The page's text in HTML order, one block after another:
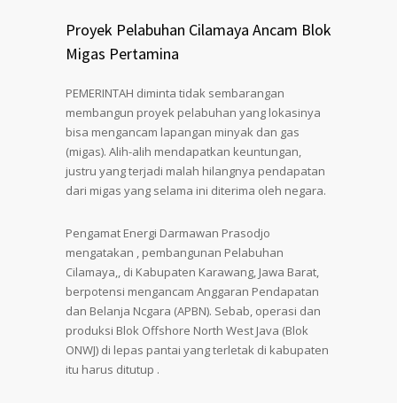
Proyek Pelabuhan Cilamaya Ancam Blok
Migas Pertamina
PEMERINTAH diminta tidak sembarangan
membangun proyek pelabuhan yang lokasinya
bisa mengancam lapangan minyak dan gas
(migas). Alih-alih mendapatkan keuntungan,
justru yang terjadi malah hilangnya pendapatan
dari migas yang selama ini diterima oleh negara.
Pengamat Energi Darmawan Prasodjo
mengatakan , pembangunan Pelabuhan
Cilamaya,, di Kabupaten Karawang, Jawa Barat,
berpotensi mengancam Anggaran Pendapatan
dan Belanja Ncgara (APBN). Sebab, operasi dan
produksi Blok Offshore North West Java (Blok
ONWJ) di lepas pantai yang terletak di kabupaten
itu harus ditutup .